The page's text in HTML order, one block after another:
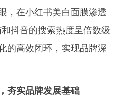
，在小红书美白面膜渗透
抖音的搜索热度呈倍数级
的高效闭环，实现品牌深
夯实品牌发展基础